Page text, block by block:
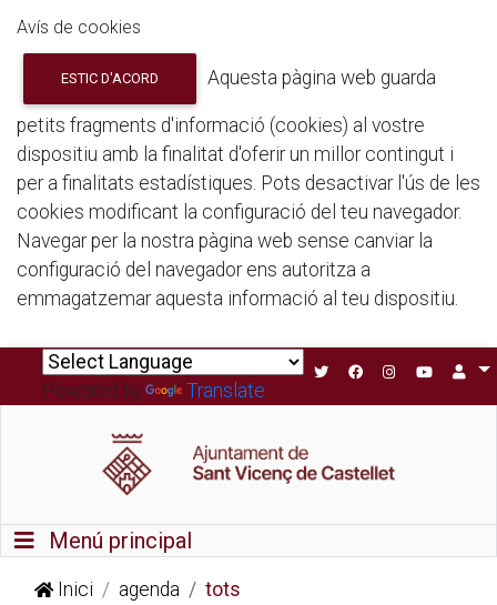
Avís de cookies
ESTIC D'ACORD Aquesta pàgina web guarda
petits fragments d'informació (cookies) al vostre
dispositiu amb la finalitat d'oferir un millor contingut i
per a finalitats estadístiques. Pots desactivar l'ús de les
cookies modificant la configuració del teu navegador.
Navegar per la nostra pàgina web sense canviar la
configuració del navegador ens autoritza a
emmagatzemar aquesta informació al teu dispositiu.
Powered by Translate
Commutador de navegació
Menú principal
Inici agenda tots